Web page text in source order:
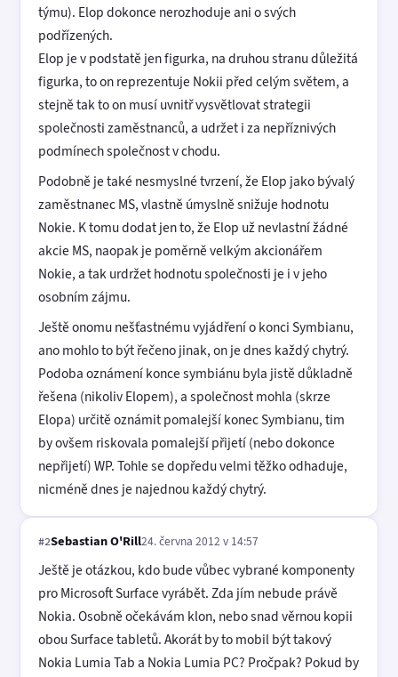
týmu). Elop dokonce nerozhoduje ani o svých
podřízených.
Elop je v podstatě jen figurka, na druhou stranu důležitá
figurka, to on reprezentuje Nokii před celým světem, a
stejně tak to on musí uvnitř vysvětlovat strategii
společnosti zaměstnanců, a udržet i za nepříznivých
podmínech společnost v chodu.
Podobně je také nesmyslné tvrzení, že Elop jako bývalý
zaměstnanec MS, vlastně úmyslně snižuje hodnotu
Nokie. K tomu dodat jen to, že Elop už nevlastní žádné
akcie MS, naopak je poměrně velkým akcionářem
Nokie, a tak urdržet hodnotu společnosti je i v jeho
osobním zájmu.
Ještě onomu nešťastnému vyjádření o konci Symbianu,
ano mohlo to být řečeno jinak, on je dnes každý chytrý.
Podoba oznámení konce symbiánu byla jistě důkladně
řešena (nikoliv Elopem), a společnost mohla (skrze
Elopa) určitě oznámit pomalejší konec Symbianu, tim
by ovšem riskovala pomalejší přijetí (nebo dokonce
nepřijetí) WP. Tohle se dopředu velmi těžko odhaduje,
nicméně dnes je najednou každý chytrý.
#2Sebastian O'Rill24. června 2012 v 14:57
Ještě je otázkou, kdo bude vůbec vybrané komponenty
pro Microsoft Surface vyrábět. Zda jím nebude právě
Nokia. Osobně očekávám klon, nebo snad věrnou kopii
obou Surface tabletů. Akorát by to mobil být takový
Nokia Lumia Tab a Nokia Lumia PC? Pročpak? Pokud by